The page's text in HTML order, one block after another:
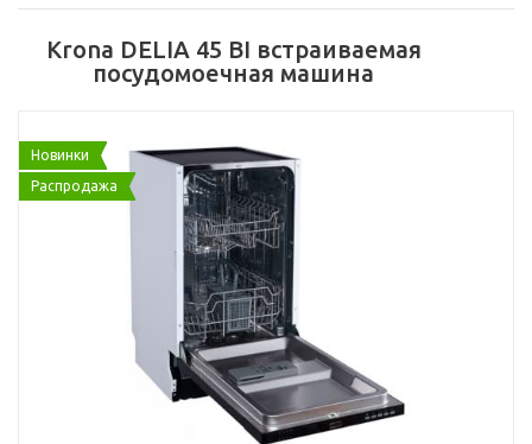
Krona DELIA 45 BI встраиваемая
посудомоечная машина
Новинки
Распродажа